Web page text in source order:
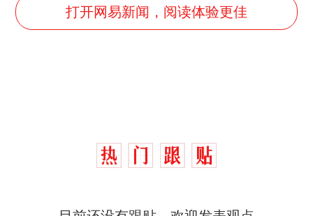
打开网易新闻，阅读体验更佳